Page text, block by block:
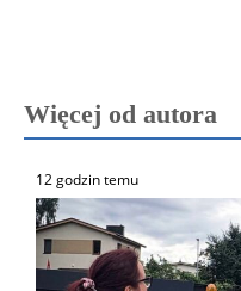
Więcej od autora
12 godzin temu